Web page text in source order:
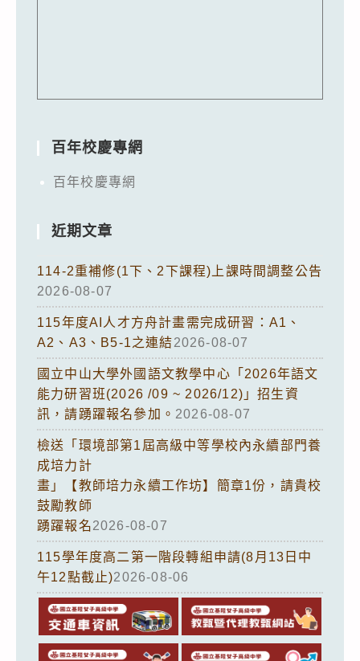
百年校慶專網
百年校慶專網
近期文章
114-2重補修(1下、2下課程)上課時間調整公告
2026-08-07
115年度AI人才方舟計畫需完成研習：A1、
A2、A3、B5-1之連結2026-08-07
國立中山大學外國語文教學中心「2026年語文
能力研習班(2026 /09 ~ 2026/12)」招生資
訊，請踴躍報名參加。 2026-08-07
檢送「環境部第1屆高級中等學校內永續部門養
成培力計
畫」【教師培力永續工作坊】簡章1份，請貴校
鼓勵教師
踴躍報名2026-08-07
115學年度高二第一階段轉組申請(8月13日中
午12點截止)2026-08-06